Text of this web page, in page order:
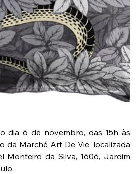
dia 6 de novembro, das 15h às
da Marché Art De Vie, localizada
Monteiro da Silva, 1606, Jardim